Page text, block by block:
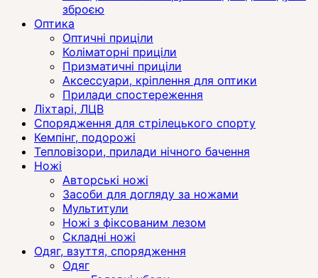
зброєю
Оптика
Оптичні приціли
Коліматорні приціли
Призматичні приціли
Аксессуари, кріплення для оптики
Прилади спостереження
Ліхтарі, ЛЦВ
Спорядження для стрілецького спорту
Кемпінг, подорожі
Тепловізори, прилади нічного бачення
Ножі
Авторські ножі
Засоби для догляду за ножами
Мультитули
Ножі з фіксованим лезом
Складні ножі
Одяг, взуття, спорядження
Одяг